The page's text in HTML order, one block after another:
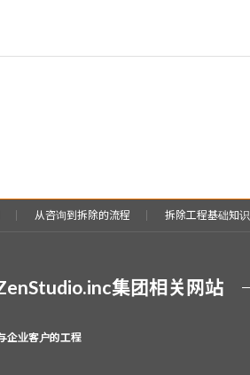
从咨询到拆除的流程 拆除工程基础知识
集团相关网站
企业客户的工程